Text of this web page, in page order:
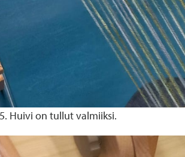
Huivi on tullut valmiiksi.